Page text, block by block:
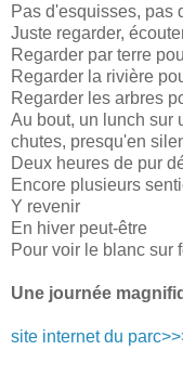
Pas d'esquisses, pas
Juste regarder,
Regarder par terre
Regarder la rivière
Regarder les arbres
Au bout, un lunch sur
chutes, presqu'en
Deux heures de pur
Encore plusieurs
Y revenir
En hiver peut-être
Pour voir le blanc sur
Une journée
site internet du